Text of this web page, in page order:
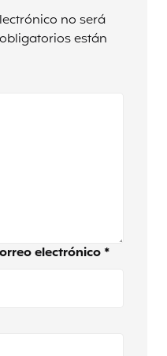
no será
están
electrónico *